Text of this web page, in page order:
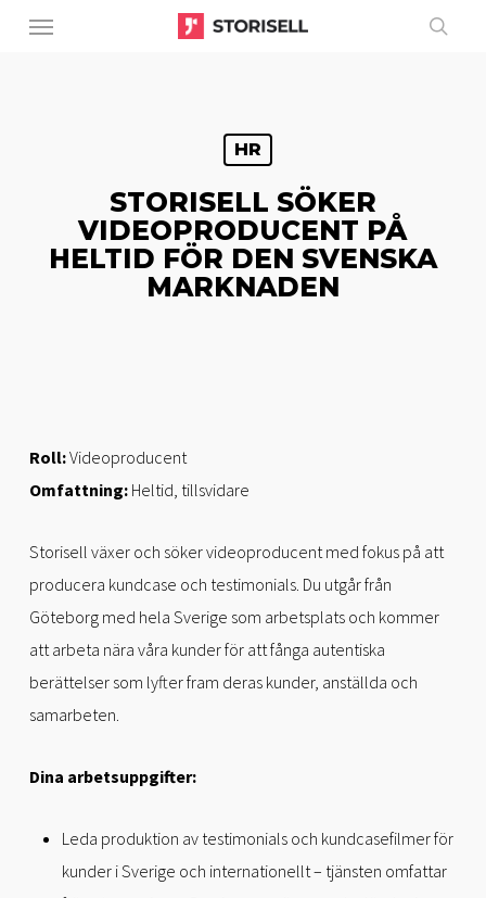
Menu
HR
STORISELL SÖKER
VIDEOPRODUCENT PÅ
HELTID FÖR DEN SVENSKA
MARKNADEN
Roll:Videoproducent
Omfattning:Heltid, tillsvidare
Storisell växer och söker videoproducent med fokus på att
producera kundcase och testimonials. Du utgår från
Göteborg med hela Sverige som arbetsplats och kommer
att arbeta nära våra kunder för att fånga autentiska
berättelser som lyfter fram deras kunder, anställda och
samarbeten.
Dina arbetsuppgifter:
Leda produktion av testimonials och kundcasefilmer för
kunder i Sverige och internationellt – tjänsten omfattar